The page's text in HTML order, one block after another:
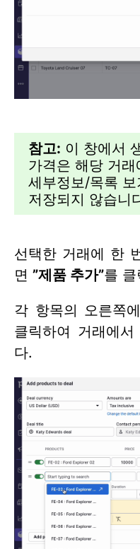
참고: 이 창에서
가격은 해당 거
세부정보/목록
저장되지 않습니
선택한 거래에 한
면 ”제품 추가”를 클
각 항목의 오른쪽
클릭하여 거래에
다.